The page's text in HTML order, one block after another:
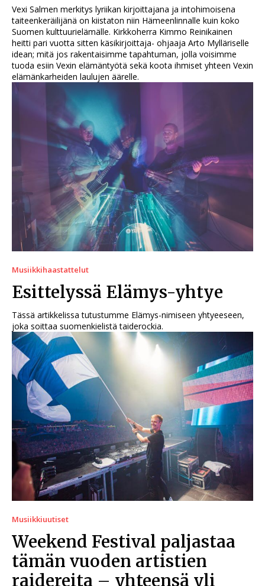
Vexi Salmen merkitys lyriikan kirjoittajana ja intohimoisena
taiteenkeräilijänä on kiistaton niin Hämeenlinnalle kuin koko
Suomen kulttuurielämälle. Kirkkoherra Kimmo Reinikainen
heitti pari vuotta sitten käsikirjoittaja- ohjaaja Arto Mylläriselle
idean; mitä jos rakentaisimme tapahtuman, jolla voisimme
tuoda esiin Vexin elämäntyötä sekä koota ihmiset yhteen Vexin
elämänkarheiden laulujen äärelle.
Musiikkihaastattelut
Esittelyssä Elämys-yhtye
Tässä artikkelissa tutustumme Elämys-nimiseen yhtyeeseen,
joka soittaa suomenkielistä taiderockia.
Musiikkiuutiset
Weekend Festival paljastaa
tämän vuoden artistien
raidereita – yhteensä yli